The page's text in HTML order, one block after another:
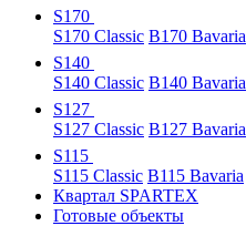
S170
S170 Classic B170 Bavaria
S140
S140 Classic B140 Bavaria
S127
S127 Classic B127 Bavaria
S115
S115 Classic B115 Bavaria
Квартал SPARTEX
Готовые объекты